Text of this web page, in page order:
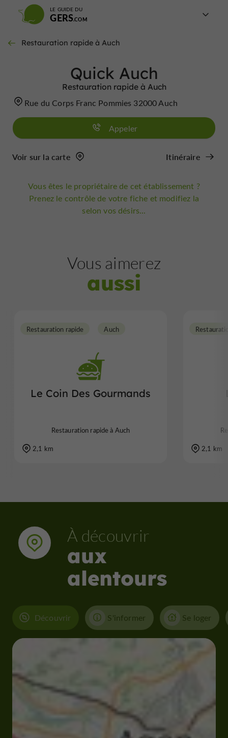
LE GUIDE DU
GERS
Restauration rapide à Auch
Quick Auch
Restauration rapide à Auch
Rue du Corps Franc Pommies 32000 Auch
Appeler
Voir sur la carte Itinéraire
Vous êtes le propriétaire de cet établissement ?
Prenez le contrôle de votre fiche et modifiez la
selon vos désirs...
Vous aimerez
aussi
Le Coin Des Gourmands
Restauration rapide Auch
Restauration rapide à Auch
2,1 km 2,1 km
À découvrir
aux
alentours
Découvrir S'informer Se loger